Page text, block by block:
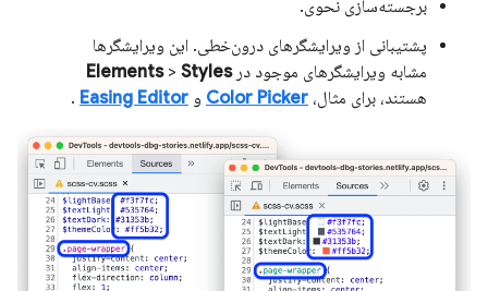
برجسته‌سازی نحوی.
پشتیبانی از ویرایشگرهای درون‌خطی. این ویرایشگرها
مشابه ویرایشگرهای موجود در
Elements> Styles
هستند، برای مثال، Color Picker و Easing Editor
.